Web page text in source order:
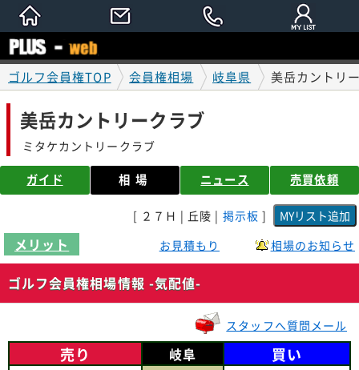
ゴルフ会員権TOP 会員権相場 岐阜県 美岳カントリ
美岳カントリークラブ
ミタケカントリークラブ
ガイド 相場 ニュース 売買依頼
[ ２７Ｈ | 丘陵 | 掲示板 ]
メリット お見積もり 相場のお知らせ
ゴルフ会員権相場情報 -気配値-
スタッフへ質問メール
売り 岐阜 買い